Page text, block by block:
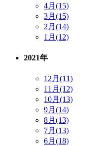
4月(15)
3月(15)
2月(14)
1月(12)
2021年
12月(11)
11月(12)
10月(13)
9月(14)
8月(13)
7月(13)
6月(18)